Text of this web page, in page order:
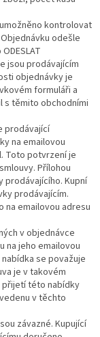
kontrolovat
odešle
jsou prodávajícím
objednávky je
formuláři a
s těmito obchodními
prodávající
na emailovou
Toto potvrzení je
Přílohou
prodávajícího. Kupní
prodávajícím.
na emailovou adresu
v objednávce
na jeho emailovou
se považuje
je v takovém
přijetí této nabídky
v těchto
závazné. Kupující